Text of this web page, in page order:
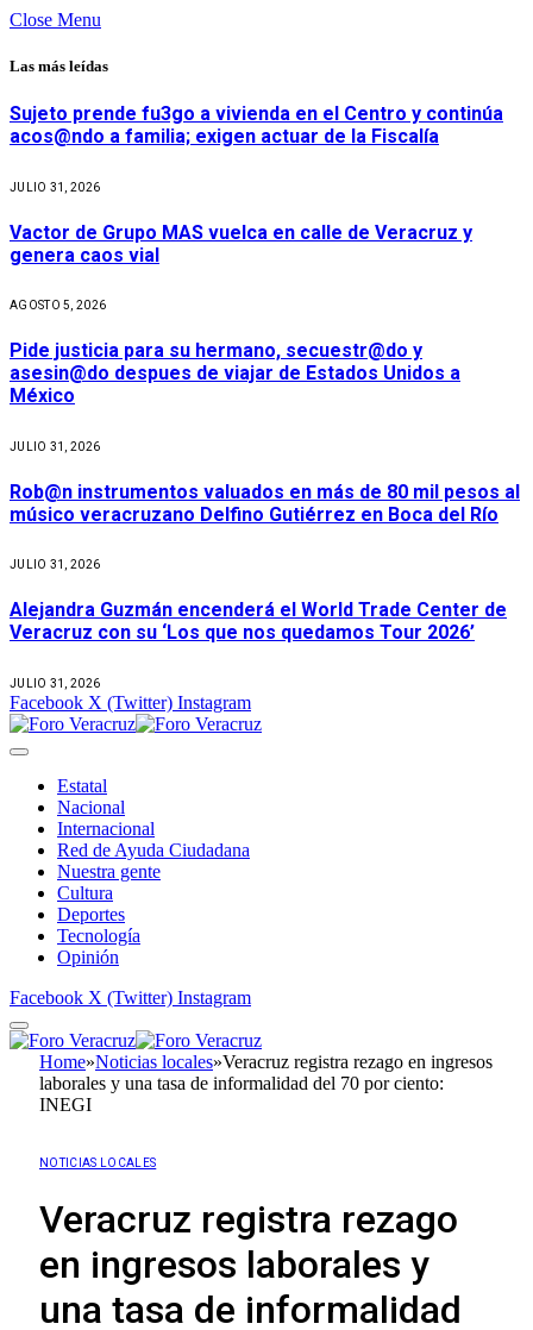
Close Menu
Las más leídas
Sujeto prende fu3go a vivienda en el Centro y continúa
acos@ndo a familia; exigen actuar de la Fiscalía
JULIO 31, 2026
Vactor de Grupo MAS vuelca en calle de Veracruz y
genera caos vial
AGOSTO 5, 2026
Pide justicia para su hermano, secuestr@do y
asesin@do despues de viajar de Estados Unidos a
México
JULIO 31, 2026
Rob@n instrumentos valuados en más de 80 mil pesos al
músico veracruzano Delfino Gutiérrez en Boca del Río
JULIO 31, 2026
Alejandra Guzmán encenderá el World Trade Center de
Veracruz con su ‘Los que nos quedamos Tour 2026’
JULIO 31, 2026
Facebook X (Twitter) Instagram
Estatal
Nacional
Internacional
Red de Ayuda Ciudadana
Nuestra gente
Cultura
Deportes
Tecnología
Opinión
Facebook X (Twitter) Instagram
Home»Noticias locales»Veracruz registra rezago en ingresos
laborales y una tasa de informalidad del 70 por ciento:
INEGI
NOTICIAS LOCALES
Veracruz registra rezago
en ingresos laborales y
una tasa de informalidad